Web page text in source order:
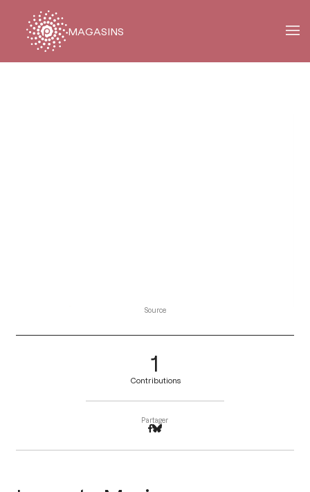
MAGASINS
Source
1
Contributions
Partager